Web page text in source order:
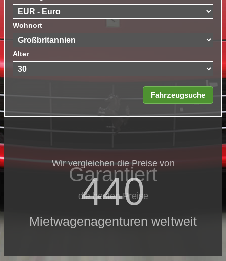
Wohnort
Alter
Wir vergleichen die Preise von
440
Mietwagenagenturen weltweit
Garantiert
die besten Preise